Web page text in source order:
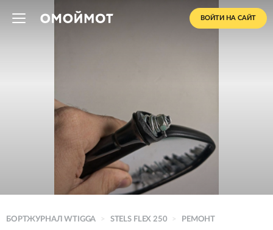
ВОЙТИ НА САЙТ
БОРТЖУРНАЛ WTIGGA > STELS FLEX 250 > РЕМОНТ